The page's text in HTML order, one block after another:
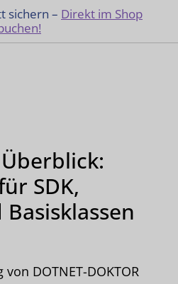
sichern – Direkt im Shop
SDK,
DOTNET-DOKTOR